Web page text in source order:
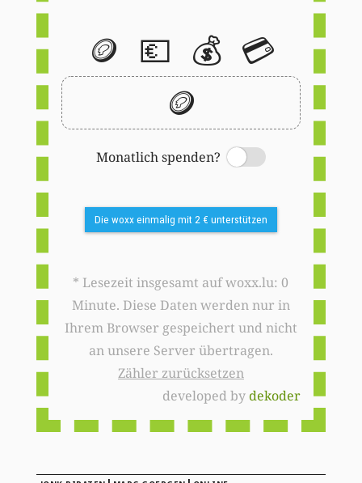
🪙 💶 💰 💳
🪙
Monatlich spenden?
Switch
Die woxx einmalig mit 2 € unterstützen
* Lesezeit insgesamt auf woxx.lu: 0
Minute. Diese Daten werden nur in
Ihrem Browser gespeichert und nicht
an unsere Server übertragen.
Zähler zurücksetzen
developed bydekoder